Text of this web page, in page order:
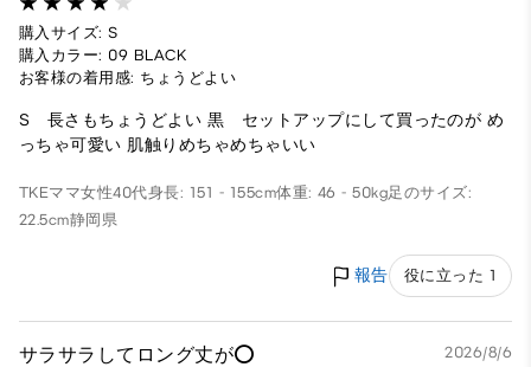
購入サイズ: S
購入カラー: 09 BLACK
お客様の着用感: ちょうどよい
S 長さもちょうどよい 黒 セットアップにして買ったのが め
っちゃ可愛い 肌触りめちゃめちゃいい
TKEママ女性40代身長: 151 - 155cm体重: 46 - 50kg足のサイズ:
22.5cm静岡県
報告 役に立った 1
サラサラしてロング丈が⭕️ 2026/8/6